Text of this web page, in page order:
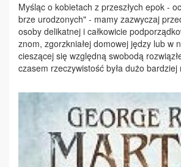
My­śląc o ko­bie­tach z prze­szłych epok -
brze uro­dzo­nych" - ma­my za­zwy­czaj
oso­by de­li­kat­nej i cał­ko­wi­cie
znom, zgorzk­nia­łej do­mo­wej ję­dzy lub w
cie­szą­cej się względ­ną swo­bo­dą
cza­sem rze­czy­wi­stość by­ła du­żo